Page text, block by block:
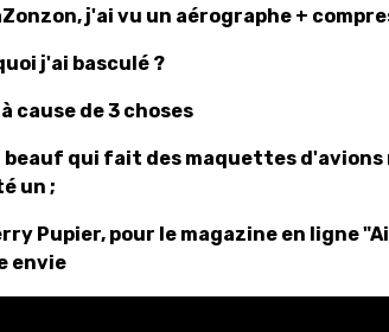
j'ai vu un aérographe +
j'ai basculé ?
cause de 3 choses
beauf qui fait des maquettes d'avions
un ;
Pupier, pour le magazine en ligne
envie